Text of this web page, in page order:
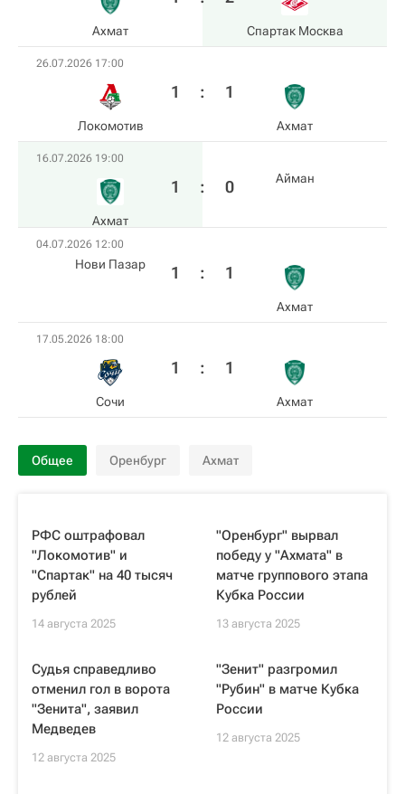
Ахмат Спартак Москва
26.07.2026 17:00
Локомотив
1 : 1
Ахмат
16.07.2026 19:00
Ахмат
1 : 0 Айман
04.07.2026 12:00
Нови Пазар 1 : 1
Ахмат
17.05.2026 18:00
Сочи
1 : 1
Ахмат
Общее Оренбург Ахмат
РФС оштрафовал
"Локомотив" и
"Спартак" на 40 тысяч
рублей
14 августа 2025
"Оренбург" вырвал
победу у "Ахмата" в
матче группового этапа
Кубка России
13 августа 2025
Судья справедливо
отменил гол в ворота
"Зенита", заявил
Медведев
12 августа 2025
"Зенит" разгромил
"Рубин" в матче Кубка
России
12 августа 2025